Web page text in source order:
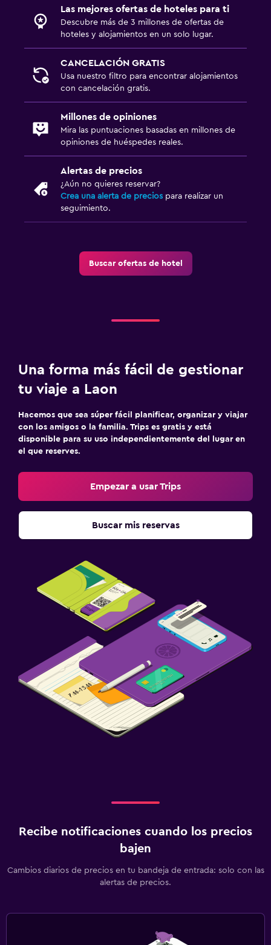
Las mejores ofertas de hoteles para ti
Descubre más de 3 millones de ofertas de
hoteles y alojamientos en un solo lugar.
CANCELACIÓN GRATIS
Usa nuestro filtro para encontrar alojamientos
con cancelación gratis.
Millones de opiniones
Mira las puntuaciones basadas en millones de
opiniones de huéspedes reales.
Alertas de precios
¿Aún no quieres reservar?
Crea una alerta de precios para realizar un
seguimiento.
Buscar ofertas de hotel
Una forma más fácil de gestionar
tu viaje a Laon
Hacemos que sea súper fácil planificar, organizar y viajar
con los amigos o la familia. Trips es gratis y está
disponible para su uso independientemente del lugar en
el que reserves.
Empezar a usar Trips
Buscar mis reservas
Recibe notificaciones cuando los precios
bajen
Cambios diarios de precios en tu bandeja de entrada: solo con las
alertas de precios.